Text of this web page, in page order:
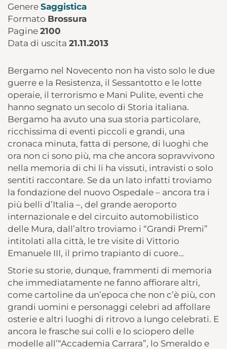
Genere Saggistica
Formato Brossura
Pagine 2100
Data di uscita 21.11.2013
Bergamo nel Novecento non ha visto solo le due
guerre e la Resistenza, il Sessantotto e le lotte
operaie, il terrorismo e Mani Pulite, eventi che
hanno segnato un secolo di Storia italiana.
Bergamo ha avuto una sua storia particolare,
ricchissima di eventi piccoli e grandi, una
cronaca minuta, fatta di persone, di luoghi che
ora non ci sono più, ma che ancora sopravvivono
nella memoria di chi li ha vissuti, intravisti o solo
sentiti raccontare. Se da un lato infatti troviamo
la fondazione del nuovo Ospedale – ancora tra i
più belli d’Italia –, del grande aeroporto
internazionale e del circuito automobilistico
delle Mura, dall’altro troviamo i “Grandi Premi”
intitolati alla città, le tre visite di Vittorio
Emanuele III, il primo trapianto di cuore…
Storie su storie, dunque, frammenti di memoria
che immediatamente ne fanno affiorare altri,
come cartoline da un’epoca che non c’è più, con
grandi uomini e personaggi celebri ad affollare
osterie e altri luoghi di ritrovo a lungo celebrati. E
ancora le frasche sui colli e lo sciopero delle
modelle all’“Accademia Carrara”, lo Smeraldo e